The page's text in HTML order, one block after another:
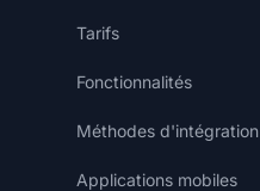
Tarifs
Fonctionnalités
Méthodes d'intégration
Applications mobiles